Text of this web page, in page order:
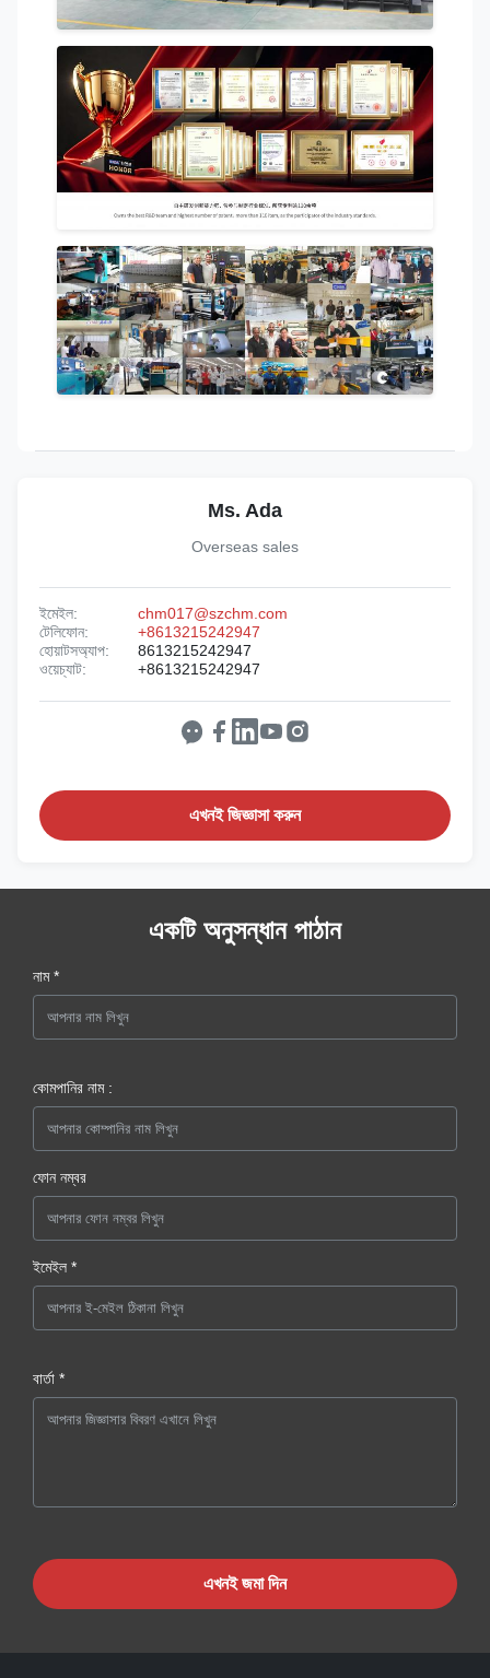
Ms. Ada
Overseas sales
ইমেইল:
chm017@szchm.com
টেলিফোন:
+8613215242947
হোয়াটসঅ্যাপ:
8613215242947
ওয়েচ্যাট:
+8613215242947
এখনই জিজ্ঞাসা করুন
একটি অনুসন্ধান পাঠান
নাম *
কোমপানির নাম :
ফোন নম্বর
ইমেইল *
বার্তা *
এখনই জমা দিন